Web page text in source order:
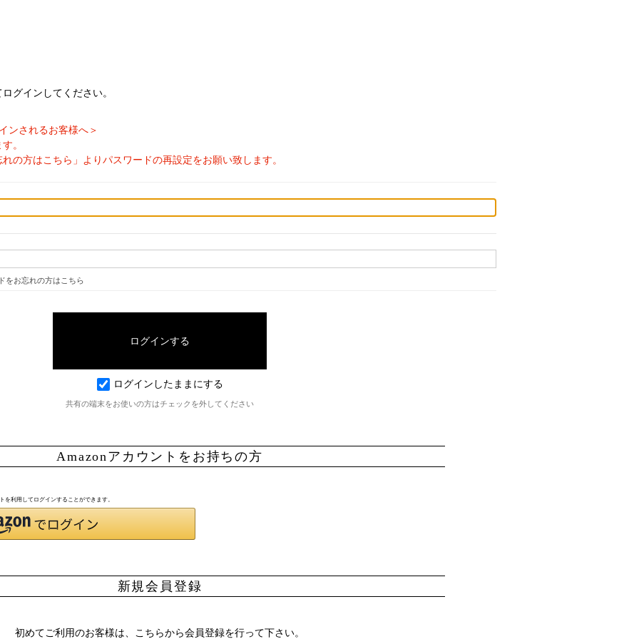
グインしてください。
ンされるお客様へ＞
。
の方はこちら」よりパスワードの再設定をお願い致します。
をお忘れの方はこちら
ログインしたままにする
共有の端末をお使いの方はチェックを外してください
Amazonアカウントをお持ちの方
を利用してログインすることができます。
新規会員登録
初めてご利用のお客様は、こちらから会員登録を行って下さい。